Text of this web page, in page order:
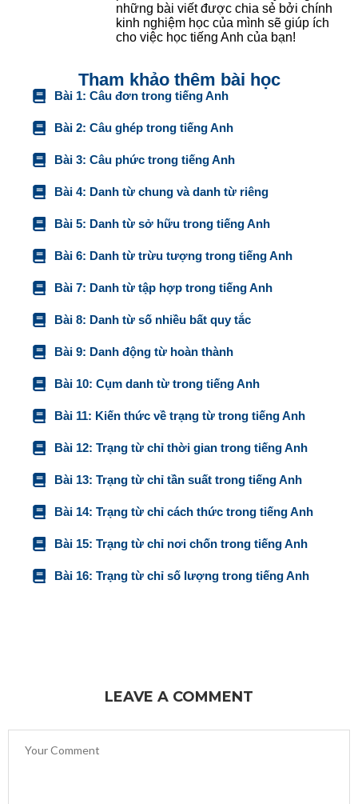
những bài viết được chia sẻ bởi chính
kinh nghiệm học của mình sẽ giúp ích
cho việc học tiếng Anh của bạn!
Tham khảo thêm bài học
Bài 1: Câu đơn trong tiếng Anh
Bài 2: Câu ghép trong tiếng Anh
Bài 3: Câu phức trong tiếng Anh
Bài 4: Danh từ chung và danh từ riêng
Bài 5: Danh từ sở hữu trong tiếng Anh
Bài 6: Danh từ trừu tượng trong tiếng Anh
Bài 7: Danh từ tập hợp trong tiếng Anh
Bài 8: Danh từ số nhiều bất quy tắc
Bài 9: Danh động từ hoàn thành
Bài 10: Cụm danh từ trong tiếng Anh
Bài 11: Kiến thức về trạng từ trong tiếng Anh
Bài 12: Trạng từ chỉ thời gian trong tiếng Anh
Bài 13: Trạng từ chỉ tần suất trong tiếng Anh
Bài 14: Trạng từ chỉ cách thức trong tiếng Anh
Bài 15: Trạng từ chỉ nơi chốn trong tiếng Anh
Bài 16: Trạng từ chỉ số lượng trong tiếng Anh
LEAVE A COMMENT